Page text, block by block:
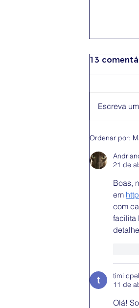
13
Escreva
Ordenar por:
21 de
Boas,
em
com
facilita
timi
11 de
Olá!